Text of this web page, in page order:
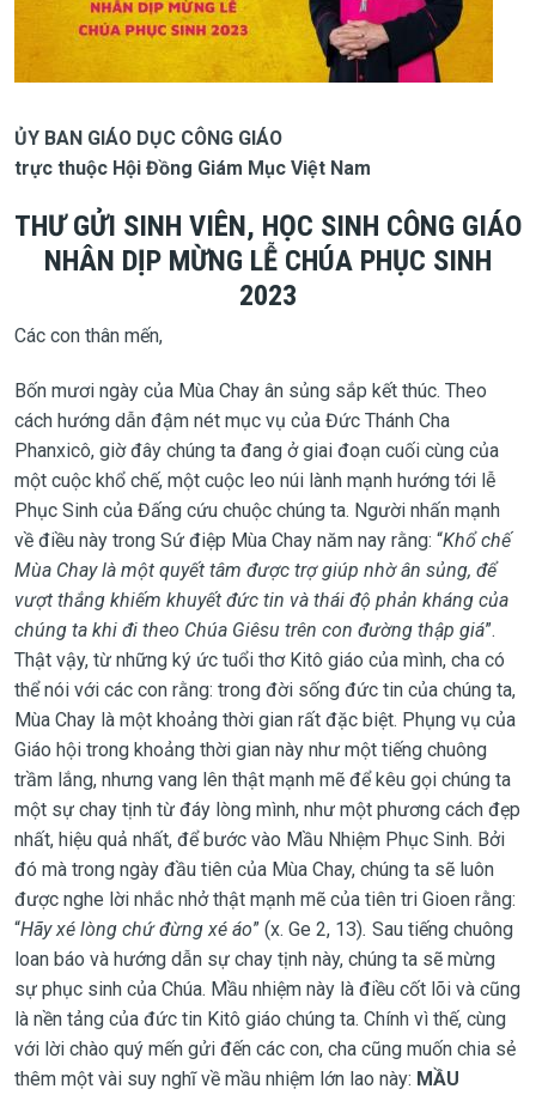
ỦY BAN GIÁO DỤC CÔNG GIÁO
trực thuộc Hội Đồng Giám Mục Việt Nam
THƯ GỬI SINH VIÊN, HỌC SINH CÔNG GIÁO
NHÂN DỊP MỪNG LỄ CHÚA PHỤC SINH
2023
Các con thân mến,
Bốn mươi ngày của Mùa Chay ân sủng sắp kết thúc. Theo
cách hướng dẫn đậm nét mục vụ của Đức Thánh Cha
Phanxicô, giờ đây chúng ta đang ở giai đoạn cuối cùng của
một cuộc khổ chế, một cuộc leo núi lành mạnh hướng tới lễ
Phục Sinh của Đấng cứu chuộc chúng ta. Người nhấn mạnh
về điều này trong Sứ điệp Mùa Chay năm nay rằng: “Khổ chế
Mùa Chay là một quyết tâm được trợ giúp nhờ ân sủng, để
vượt thắng khiếm khuyết đức tin và thái độ phản kháng của
chúng ta khi đi theo Chúa Giêsu trên con đường thập giá”.
Thật vậy, từ những ký ức tuổi thơ Kitô giáo của mình, cha có
thể nói với các con rằng: trong đời sống đức tin của chúng ta,
Mùa Chay là một khoảng thời gian rất đặc biệt. Phụng vụ của
Giáo hội trong khoảng thời gian này như một tiếng chuông
trầm lắng, nhưng vang lên thật mạnh mẽ để kêu gọi chúng ta
một sự chay tịnh từ đáy lòng mình, như một phương cách đẹp
nhất, hiệu quả nhất, để bước vào Mầu Nhiệm Phục Sinh. Bởi
đó mà trong ngày đầu tiên của Mùa Chay, chúng ta sẽ luôn
được nghe lời nhắc nhở thật mạnh mẽ của tiên tri Gioen rằng:
“Hãy xé lòng chứ đừng xé áo” (x. Ge 2, 13). Sau tiếng chuông
loan báo và hướng dẫn sự chay tịnh này, chúng ta sẽ mừng
sự phục sinh của Chúa. Mầu nhiệm này là điều cốt lõi và cũng
là nền tảng của đức tin Kitô giáo chúng ta. Chính vì thế, cùng
với lời chào quý mến gửi đến các con, cha cũng muốn chia sẻ
thêm một vài suy nghĩ về mầu nhiệm lớn lao này: MẦU